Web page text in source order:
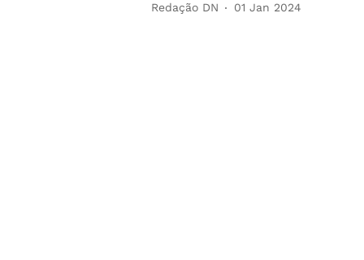
Redação DN 01 Jan 2024